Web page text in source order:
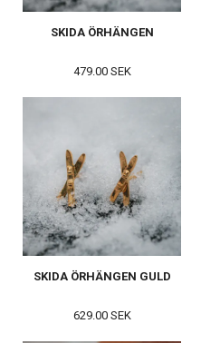
SKIDA ÖRHÄNGEN
479.00 SEK
SKIDA ÖRHÄNGEN GULD
629.00 SEK